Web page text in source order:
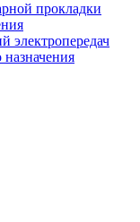
прокладки
электропередач